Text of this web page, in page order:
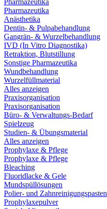
Pharmazeutika
Pharmazeutika
Anästhetika
Dentin- & Pulpabehandlung
Gangrän- & Wurzelbehandlung
IVD (In Vitro Diagnostika)
Retraktion, Blutstillung
Sonstige Pharmazeutika
Wundbehandlung
Wurzelfüllmaterial
Alles anzeigen
Praxisorganisation
Praxisorganisation
Büro- & Verwaltungs-Bedarf
Spielzeug
Studien- & Übungsmaterial
Alles anzeigen
Prophylaxe & Pflege
Prophylaxe & Pflege
Bleaching
Fluoridlacke & Gele
Mundspüllösungen
Polier- und Zahnreinigungspasten
Prophylaxepulver